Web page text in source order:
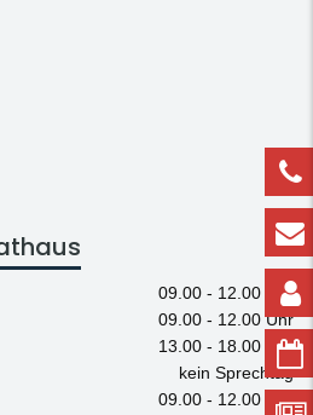
09.00 - 12.00 Uhr
09.00 - 12.00 Uhr
13.00 - 18.00 Uhr
kein Sprechtag
09.00 - 12.00 Uhr